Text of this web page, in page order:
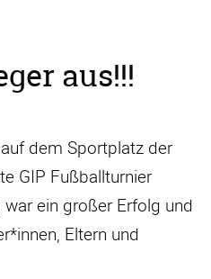
aus!!!
dem Sportplatz der
GIP Fußballturnier
ein großer Erfolg und
Eltern und